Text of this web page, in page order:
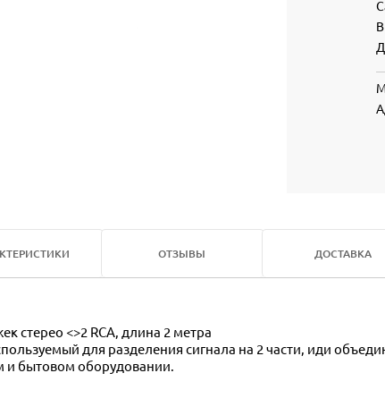
ОТЗЫВЫ ДОСТАВКА
стерео <>2 RCA, длина 2 метра
для разделения сигнала на 2 части, иди
и бытовом оборудовании.